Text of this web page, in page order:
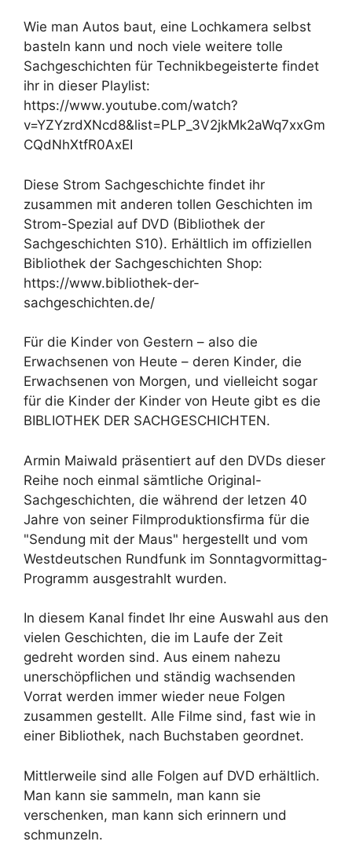
Wie man Autos baut, eine Lochkamera selbst
basteln kann und noch viele weitere tolle
Sachgeschichten für Technikbegeisterte findet
ihr in dieser Playlist:
https://www.youtube.com/watch?
v=YZYzrdXNcd8&list=PLP_3V2jkMk2aWq7xxGm
CQdNhXtfR0AxEI
Diese Strom Sachgeschichte findet ihr
zusammen mit anderen tollen Geschichten im
Strom-Spezial auf DVD (Bibliothek der
Sachgeschichten S10). Erhältlich im offiziellen
Bibliothek der Sachgeschichten Shop:
https://www.bibliothek-der-
sachgeschichten.de/
Für die Kinder von Gestern – also die
Erwachsenen von Heute – deren Kinder, die
Erwachsenen von Morgen, und vielleicht sogar
für die Kinder der Kinder von Heute gibt es die
BIBLIOTHEK DER SACHGESCHICHTEN.
Armin Maiwald präsentiert auf den DVDs dieser
Reihe noch einmal sämtliche Original-
Sachgeschichten, die während der letzen 40
Jahre von seiner Filmproduktionsfirma für die
"Sendung mit der Maus" hergestellt und vom
Westdeutschen Rundfunk im Sonntagvormittag-
Programm ausgestrahlt wurden.
In diesem Kanal findet Ihr eine Auswahl aus den
vielen Geschichten, die im Laufe der Zeit
gedreht worden sind. Aus einem nahezu
unerschöpflichen und ständig wachsenden
Vorrat werden immer wieder neue Folgen
zusammen gestellt. Alle Filme sind, fast wie in
einer Bibliothek, nach Buchstaben geordnet.
Mittlerweile sind alle Folgen auf DVD erhältlich.
Man kann sie sammeln, man kann sie
verschenken, man kann sich erinnern und
schmunzeln.